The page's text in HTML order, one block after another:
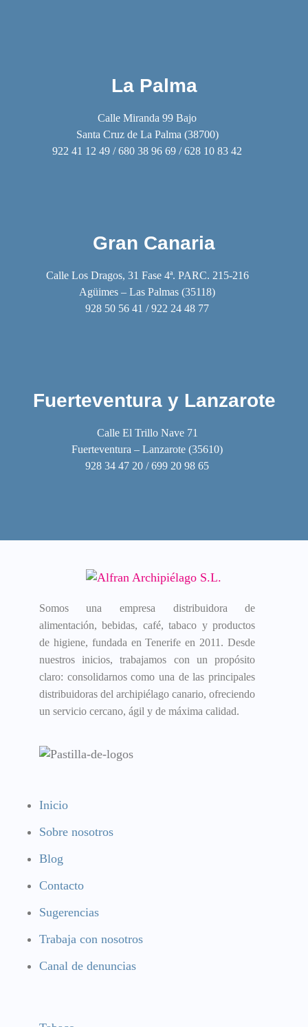
La Palma
Calle Miranda 99 Bajo
Santa Cruz de La Palma (38700)
922 41 12 49 / 680 38 96 69 / 628 10 83 42
Gran Canaria
Calle Los Dragos, 31 Fase 4ª. PARC. 215-216
Agüimes – Las Palmas (35118)
928 50 56 41 / 922 24 48 77
Fuerteventura y Lanzarote
Calle El Trillo Nave 71
Fuerteventura – Lanzarote (35610)
928 34 47 20 / 699 20 98 65
Somos una empresa distribuidora de
alimentación, bebidas, café, tabaco y productos
de higiene, fundada en Tenerife en 2011. Desde
nuestros inicios, trabajamos con un propósito
claro: consolidarnos como una de las principales
distribuidoras del archipiélago canario, ofreciendo
un servicio cercano, ágil y de máxima calidad.
Inicio
Sobre nosotros
Blog
Contacto
Sugerencias
Trabaja con nosotros
Canal de denuncias